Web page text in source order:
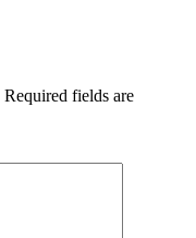
Required fields are